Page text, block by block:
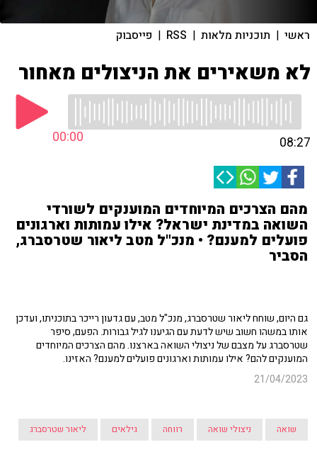
ראשי | תוכניות מלאות |
RSS
| פייסבוק
לא משאירים את הניצולים מאחור
00:00 08:27
מהם הצרכים המיוחדים המוענקים לשורדי
השואה במדינת ישראל? אילו עמותות וארגונים
פועלים למענם? • מנכ"ל מטב ליאור שטרסברג,
הסביר
גם היום, שוחח ליאור שטרסברג, מנכ"ל מטב, עם גדעון רייכר בתוכניתו, ועדכן
אותו במשהו חשוב שיש לדעת עם הגיענו לגיל גבורות. הפעם, סיפר
שטרסברג על מצבם של ניצולי השואה בארצנו. מהם הצרכים המיוחדים
המוענקים להם? אילו עמותות וארגונים פועלים למענם? האזינו.
21/04/2023
שואה ניצולי שואה רווחה גילאים ליאור שטרסברג